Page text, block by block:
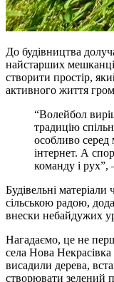
До будівництва
найстарших
створити простір,
активного життя
“Волейбол
традицію
особливо серед
інтернет. А
команду і
Будівельні
сільською радою,
внески небайдужих
Нагадаємо, це не
села Нова
висадили дерева,
створювати зелений